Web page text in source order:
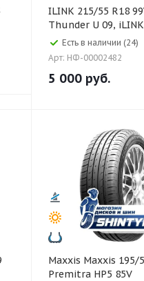
ILINK 215/55 R18 99V XL
Thunder U 09, iLINK
Есть в наличии (24)
Арт: НФ-00002482
5 000 руб.
Maxxis Maxxis 195/55 R15
Premitra HP5 85V